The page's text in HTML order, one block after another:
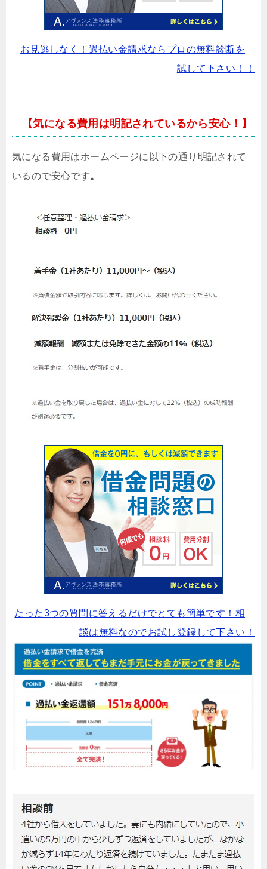
お見逃しなく！過払い金請求ならプロの無料診断を
試して下さい！！
【気になる費用は明記されているから安心！】
気になる費用はホームページに以下の通り明記されて
いるので安心です。
たった3つの質問に答えるだけでとても簡単です！相
談は無料なのでお試し登録して下さい！